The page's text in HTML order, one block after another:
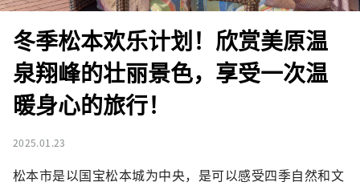
冬季松本欢乐计划！欣赏美原温
泉翔峰的壮丽景色，享受一次温
暖身心的旅行！
2025.01.23
松本市是以国宝松本城为中央，是可以感受四季自然和文